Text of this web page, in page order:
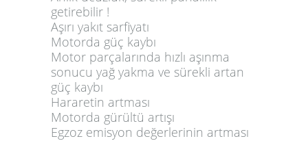
getirebilir !
Aşırı yakıt sarfiyatı
Motorda güç kaybı
Motor parçalarında hızlı aşınma
sonucu yağ yakma ve sürekli artan
güç kaybı
Hararetin artması
Motorda gürültü artışı
Egzoz emisyon değerlerinin artması